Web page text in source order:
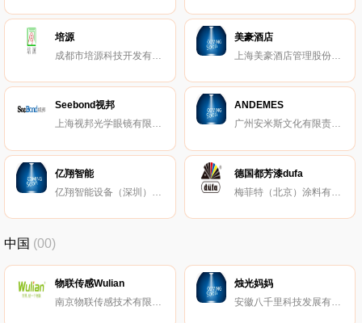
培源
成都市培源科技开发有限责任公司
美豪酒店
Seebond视邦
上海视邦光学眼镜有限公司
ANDEMES
广州安米斯文化有限责任公司
亿翔智能
德国都芳漆dufa
中国 (00)
物联传感Wulian
南京物联传感技术有限公司
烛光妈妈
安徽八千里科技发展有限公司